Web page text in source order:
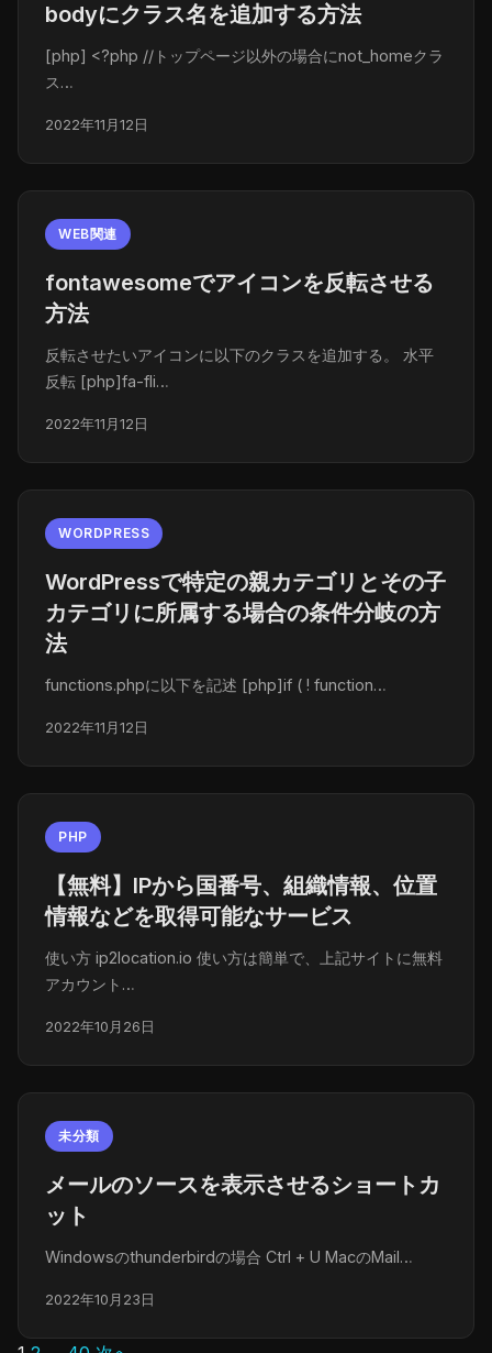
bodyにクラス名を追加する方法
[php] <?php //トップページ以外の場合にnot_homeクラ
ス…
2022年11月12日
WEB関連
fontawesomeでアイコンを反転させる
方法
反転させたいアイコンに以下のクラスを追加する。 水平
反転 [php]fa-fli…
2022年11月12日
WORDPRESS
WordPressで特定の親カテゴリとその子
カテゴリに所属する場合の条件分岐の方
法
functions.phpに以下を記述 [php]if ( ! function…
2022年11月12日
PHP
【無料】IPから国番号、組織情報、位置
情報などを取得可能なサービス
使い方 ip2location.io 使い方は簡単で、上記サイトに無料
アカウント…
2022年10月26日
未分類
メールのソースを表示させるショートカ
ット
Windowsのthunderbirdの場合 Ctrl + U MacのMail…
2022年10月23日